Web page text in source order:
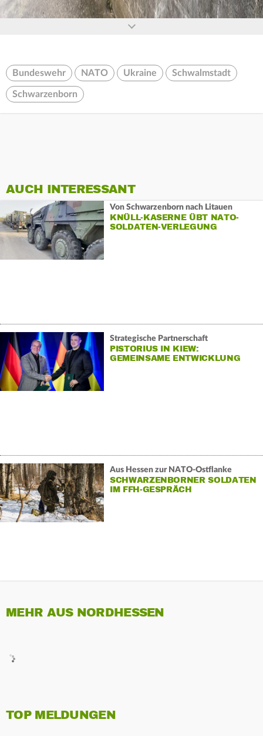
Bundeswehr NATO Ukraine Schwalmstadt
Schwarzenborn
AUCH INTERESSANT
Von Schwarzenborn nach Litauen
KNÜLL-KASERNE ÜBT NATO-
SOLDATEN-VERLEGUNG
Strategische Partnerschaft
PISTORIUS IN KIEW:
GEMEINSAME ENTWICKLUNG
Aus Hessen zur NATO-Ostflanke
SCHWARZENBORNER SOLDATEN
IM FFH-GESPRÄCH
MEHR AUS NORDHESSEN
TOP MELDUNGEN